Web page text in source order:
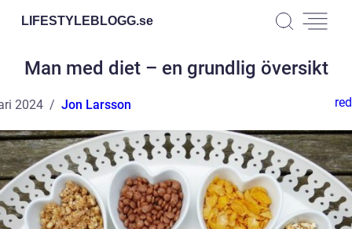
LIFESTYLEBLOGG.se
Man med diet – en grundlig översikt
2024 Jon Larsson